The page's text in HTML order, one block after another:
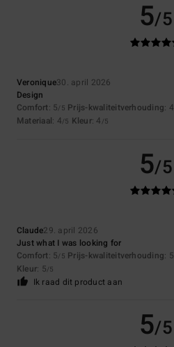
5/5
Veronique30. april 2026
Design
Comfort: 5/5 Prijs-kwaliteitverhouding: 4
Materiaal: 4/5 Kleur: 4 /5
5/5
Claude29. april 2026
Just what I was looking for
Comfort: 5/5 Prijs-kwaliteitverhouding: 5
Kleur: 5/5
Ik raad dit product aan
5/5